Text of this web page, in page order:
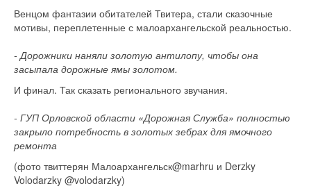
Венцом фантазии обитателей Твитера, стали сказочные
мотивы, переплетенные с малоархангельской реальностью.
- Дорожники наняли золотую антилопу, чтобы она
засыпала дорожные ямы золотом.
И финал. Так сказать регионального звучания.
- ГУП Орловской области «Дорожная Служба» полностью
закрыло потребность в золотых зебрах для ямочного
ремонта
(фото твиттерян Малоархангельск@marhru и Derzky
Volodarzky @volodarzky)